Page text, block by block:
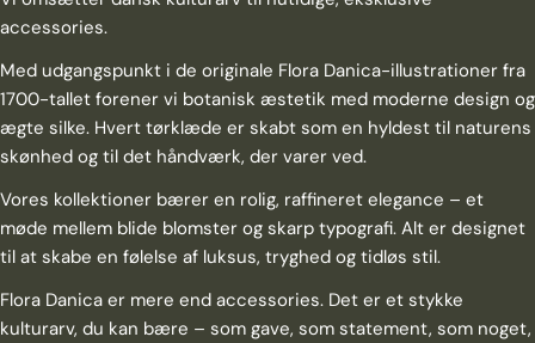
accessories.
Med udgangspunkt i de originale Flora Danica-illustrationer fra
1700-tallet forener vi botanisk æstetik med moderne design og
ægte silke. Hvert tørklæde er skabt som en hyldest til naturens
skønhed og til det håndværk, der varer ved.
Vores kollektioner bærer en rolig, raffineret elegance – et
møde mellem blide blomster og skarp typografi. Alt er designet
til at skabe en følelse af luksus, tryghed og tidløs stil.
Flora Danica er mere end accessories. Det er et stykke
kulturarv, du kan bære – som gave, som statement, som noget,